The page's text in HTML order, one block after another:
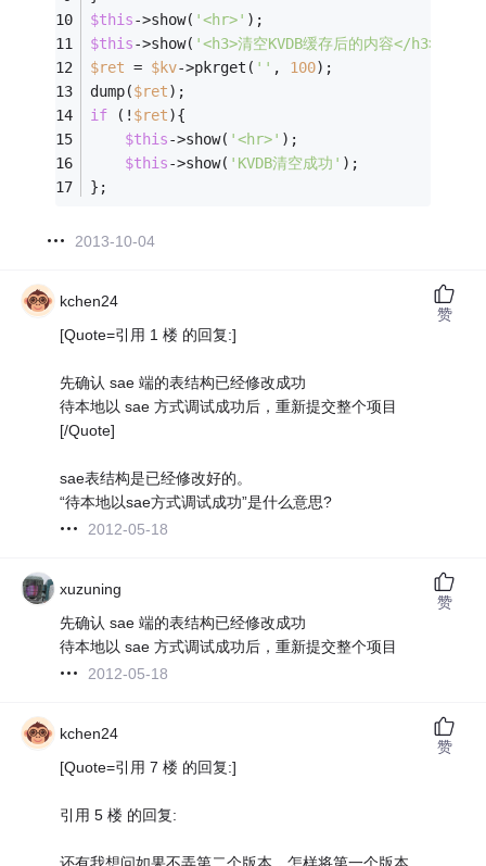
$this->show( '<hr>' );
$this->show( '<h3>清空KVDB缓存后的内容</h3>'
$ret = $kv->pkrget( '' , 100);
dump($ret);
if (! $ret){
$this->show( '<hr>' );
$this->show( 'KVDB清空成功' );
};
2013-10-04
kchen24
[Quote=引用 1 楼 的回复:]
先确认 sae 端的表结构已经修改成功
待本地以 sae 方式调试成功后，重新提交整个项目
[/Quote]
sae表结构是已经修改好的。
“待本地以sae方式调试成功”是什么意思?
2012-05-18
赞
xuzuning
先确认 sae 端的表结构已经修改成功
待本地以 sae 方式调试成功后，重新提交整个项目
2012-05-18
赞
kchen24
[Quote=引用 7 楼 的回复:]
引用 5 楼 的回复:
还有我想问如果不弄第二个版本，怎样将第一个版本
赞